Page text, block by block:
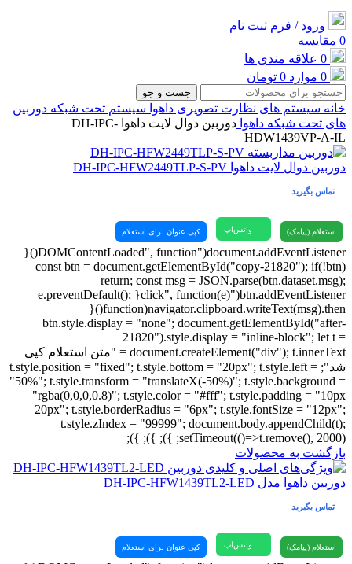
ورود / فرم ثبت نام
0 مقایسه
0 علاقه مندی ها
0 موارد 0 تومان
جست و جو
خانه سیستم های نظارت تصویری داهوا سیستم تحت شبکه دوربین
های تحت شبکه داهوا
دوربین دوال لایت داهوا DH-IPC-
HDW1439VP-A-IL
دوربین دوال لایت داهوا DH-IPC-HFW2449TLP-S-PV
تماس بگیرید
استعلام (پیامک) واتس‌اپ کپی عنوان برای استعلام
document.addEventListener("DOMContentLoaded", function(){
const btn = document.getElementById("copy-21820"); if(!btn)
return; const msg = JSON.parse(btn.dataset.msg);
btn.addEventListener("click", function(e){ e.preventDefault();
navigator.clipboard.writeText(msg).then(function(){
btn.style.display = "none"; document.getElementById("after-
21820").style.display = "inline-block"; let t =
document.createElement("div"); t.innerText = "متن استعلام کپی
شد"; t.style.position = "fixed"; t.style.bottom = "20px"; t.style.left =
"50%"; t.style.transform = "translateX(-50%)"; t.style.background =
"rgba(0,0,0,0.8)"; t.style.color = "#fff"; t.style.padding = "10px
20px"; t.style.borderRadius = "6px"; t.style.fontSize = "12px";
t.style.zIndex = "99999"; document.body.appendChild(t);
setTimeout(()=>t.remove(), 2000); }); }); });
بازگشت به محصولات
دوربین داهوا مدل DH-IPC-HFW1439TL2-LED
تماس بگیرید
استعلام (پیامک) واتس‌اپ کپی عنوان برای استعلام